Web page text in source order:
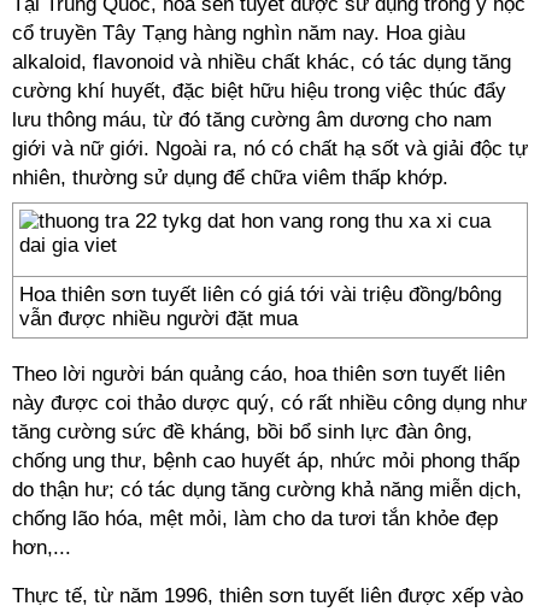
cổ truyền Tây Tạng hàng nghìn năm nay. Hoa giàu
alkaloid, flavonoid và nhiều chất khác, có tác dụng tăng
cường khí huyết, đặc biệt hữu hiệu trong việc thúc đẩy
lưu thông máu, từ đó tăng cường âm dương cho nam
giới và nữ giới. Ngoài ra, nó có chất hạ sốt và giải độc tự
nhiên, thường sử dụng để chữa viêm thấp khớp.
Hoa thiên sơn tuyết liên có giá tới vài triệu đồng/bông
vẫn được nhiều người đặt mua
Theo lời người bán quảng cáo, hoa thiên sơn tuyết liên
này được coi thảo dược quý, có rất nhiều công dụng như
tăng cường sức đề kháng, bồi bổ sinh lực đàn ông,
chống ung thư, bệnh cao huyết áp, nhức mỏi phong thấp
do thận hư; có tác dụng tăng cường khả năng miễn dịch,
chống lão hóa, mệt mỏi, làm cho da tươi tắn khỏe đẹp
hơn,...
Thực tế, từ năm 1996, thiên sơn tuyết liên được xếp vào